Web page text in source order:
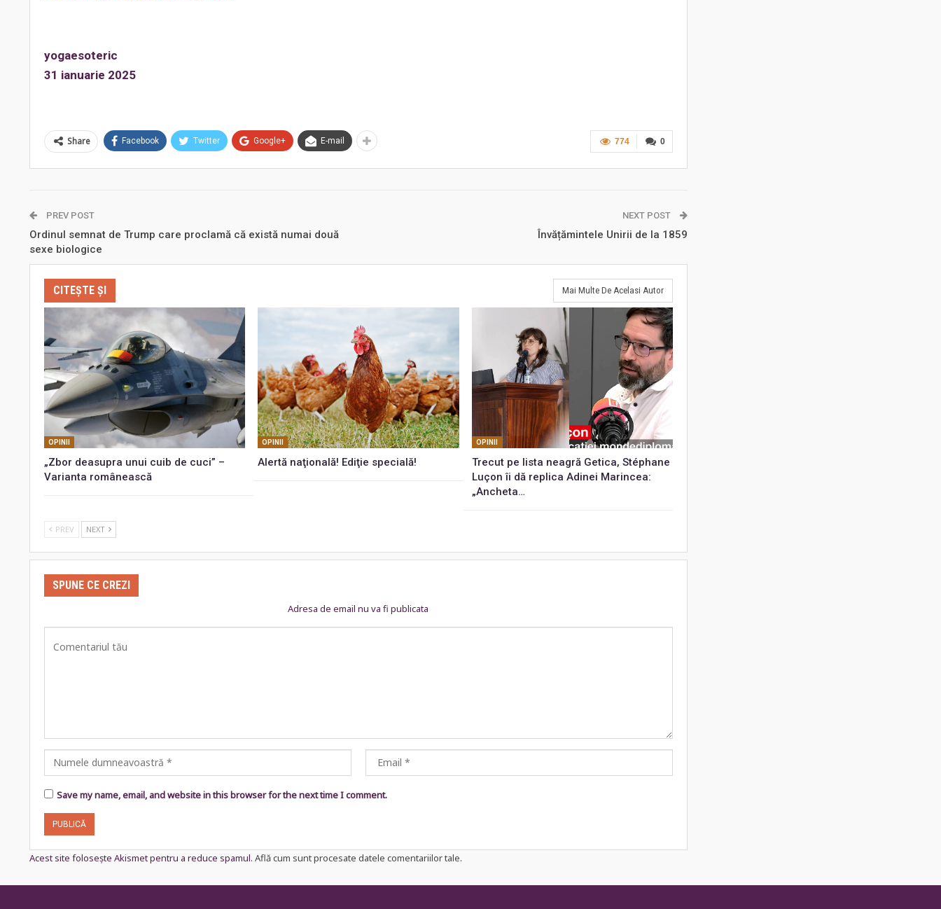
yogaesoteric
31 ianuarie 2025
0
774
Share Facebook Twitter Google+ E-mail
PREV POST
Ordinul semnat de Trump care proclamă că există numai două
sexe biologice
NEXT POST
Învățămintele Unirii de la 1859
CITEȘTE ȘI Mai Multe De Acelasi Autor
OPINII
„Zbor deasupra unui cuib de cuci” –
Varianta românească
OPINII
Alertă naţională! Ediţie specială!
OPINII
Trecut pe lista neagră Getica, Stéphane
Luçon îi dă replica Adinei Marincea:
„Ancheta…
PREV NEXT
SPUNE CE CREZI
Adresa de email nu va fi publicata
Save my name, email, and website in this browser for the next time I comment.
Acest site folosește Akismet pentru a reduce spamul. Află cum sunt procesate datele comentariilor tale.